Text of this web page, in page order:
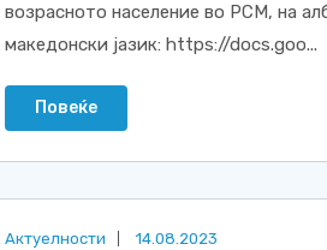
возрасното население во РСМ, на
македонски јазик: https://docs.goo...
Повеќе
Актуелности 14.08.2023